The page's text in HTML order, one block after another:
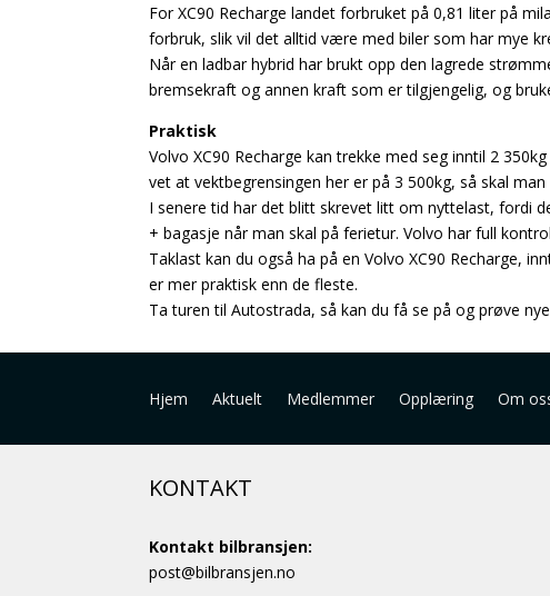
For XC90 Recharge landet forbruket på 0,81 liter på
forbruk, slik vil det alltid være med biler som har mye
Når en ladbar hybrid har brukt opp den lagrede
bremsekraft og annen kraft som er tilgjengelig, og
Praktisk
Volvo XC90 Recharge kan trekke med seg inntil 2
vet at vektbegrensingen her er på 3 500kg, så skal
I senere tid har det blitt skrevet litt om nyttelast, fordi
+ bagasje når man skal på ferietur. Volvo har full
Taklast kan du også ha på en Volvo XC90 Recharge,
er mer praktisk enn de fleste.
Ta turen til Autostrada, så kan du få se på og prøve
Hjem Aktuelt Medlemmer Opplæring Om
KONTAKT
Kontakt bilbransjen:
post@bilbransjen.no